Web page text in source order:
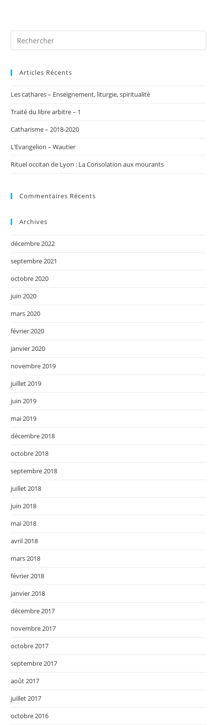
Articles Récents
Les cathares – Enseignement, liturgie, spiritualité
Traité du libre arbitre – 1
Catharisme – 2018-2020
L’Evangelion – Wautier
Rituel occitan de Lyon : La Consolation aux mourants
Commentaires Récents
Archives
décembre 2022
septembre 2021
octobre 2020
juin 2020
mars 2020
février 2020
janvier 2020
novembre 2019
juillet 2019
juin 2019
mai 2019
décembre 2018
octobre 2018
septembre 2018
juillet 2018
juin 2018
mai 2018
avril 2018
mars 2018
février 2018
janvier 2018
décembre 2017
novembre 2017
octobre 2017
septembre 2017
août 2017
juillet 2017
octobre 2016